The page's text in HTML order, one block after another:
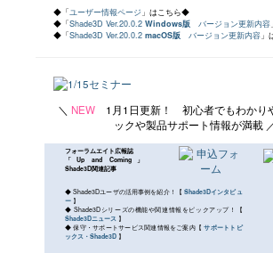
◆「ユーザー情報ページ 」はこちら◆
◆「Shade3D Ver.20.0.2 Windows版 バージョン更新内容
◆「Shade3D Ver.20.0.2 macOS版 バージョン更新内容
＼ NEW 1月1日更新！ 初心者でもわかり
ックや製品サポート情報が満載
フォーラムエイト広報誌
「Up and Coming」
Shade3D関連記事
◆ Shade3Dユーザの活用事例を紹介！【 Shade3Dインタビュ
ー 】
◆ Shade3Dシリーズの機能や関連情報をピックアップ！【
Shade3Dニュース 】
◆ 保守・サポートサービス関連情報をご案内【サポートトピ
ックス・Shade3D 】